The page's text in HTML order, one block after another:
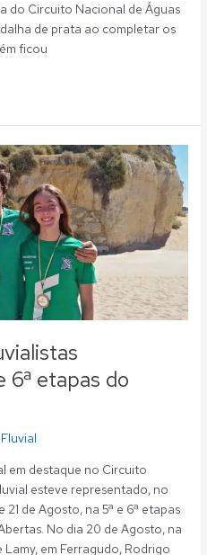
do Circuito Nacional de Águas
de prata ao completar os
ficou
6ª etapas do
Fluvial
em destaque no Circuito
esteve representado, no
de Agosto, na 5ª e 6ª etapas
No dia 20 de Agosto, na
em Ferragudo, Rodrigo